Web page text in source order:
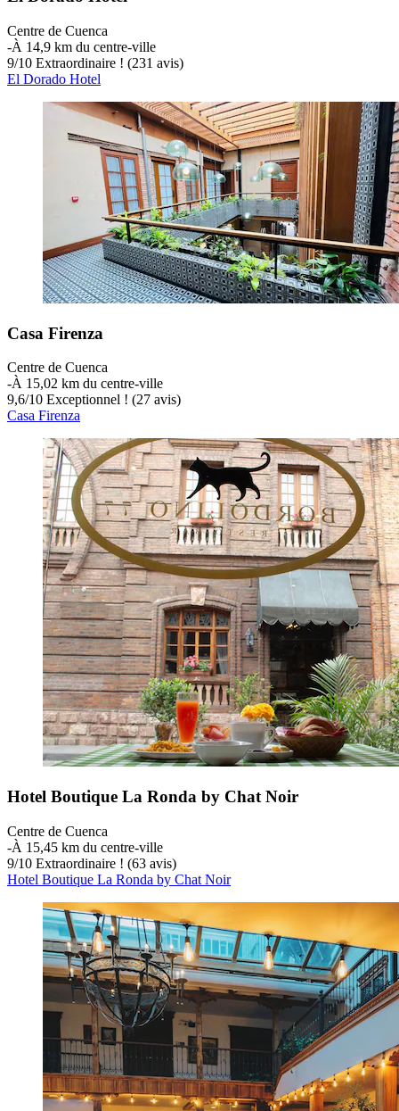
Centre de Cuenca
‐À 14,9 km du centre-ville
9/10 Extraordinaire ! (231 avis)
El Dorado Hotel
Casa Firenza
Centre de Cuenca
‐À 15,02 km du centre-ville
9,6/10 Exceptionnel ! (27 avis)
Casa Firenza
Hotel Boutique La Ronda by Chat Noir
Centre de Cuenca
‐À 15,45 km du centre-ville
9/10 Extraordinaire ! (63 avis)
Hotel Boutique La Ronda by Chat Noir